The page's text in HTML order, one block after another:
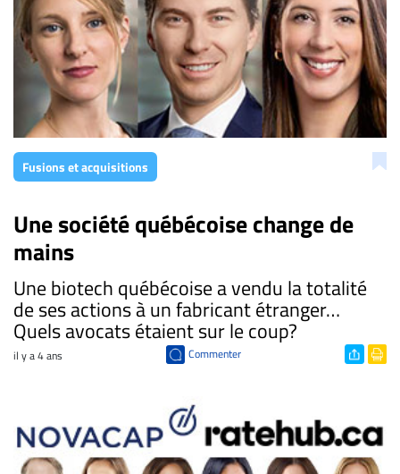
Fusions et acquisitions
Une société québécoise change de
mains
Une biotech québécoise a vendu la totalité
de ses actions à un fabricant étranger…
Quels avocats étaient sur le coup?
il y a 4 ans Commenter